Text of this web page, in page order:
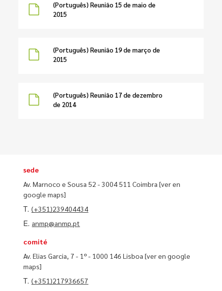
(Português) Reunião 15 de maio de
2015
(Português) Reunião 19 de março de
2015
(Português) Reunião 17 de dezembro
de 2014
sede
Av. Marnoco e Sousa 52 - 3004 511 Coimbra[ver en
google maps]
T.(+351)239404434
E. anmp@anmp.pt
comité
Av. Elias Garcia, 7 - 1º - 1000 146 Lisboa[ver en google
maps]
T.(+351)217936657